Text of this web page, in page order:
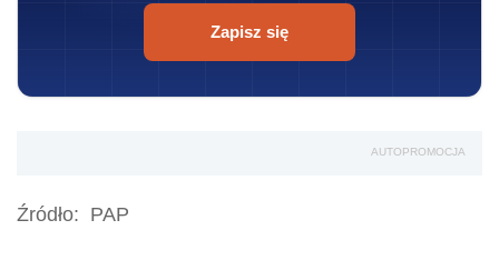
Zapisz się
AUTOPROMOCJA
Źródło: PAP